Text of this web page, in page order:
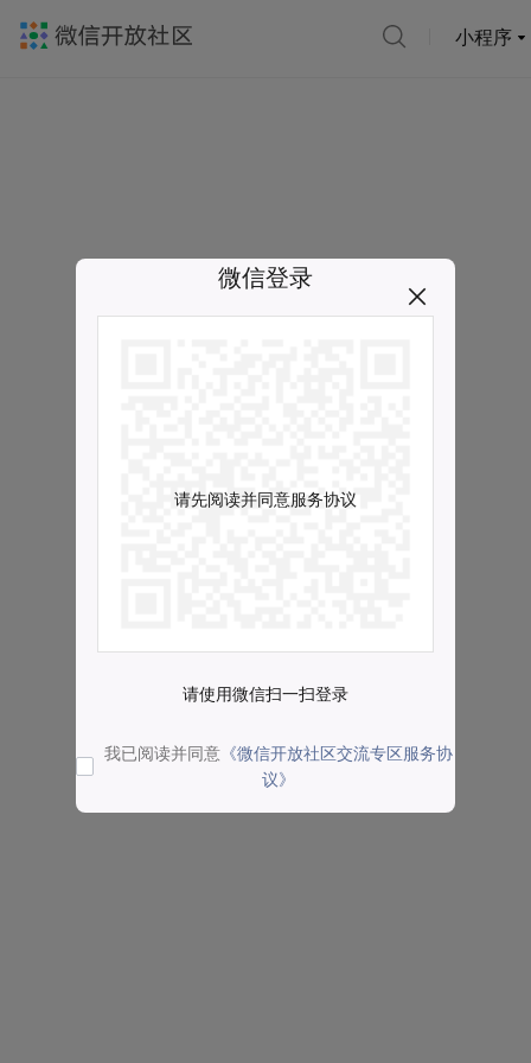
小程序
微信登录
请先阅读并同意服务协议
请使用微信扫一扫登录
我已阅读并同意 《微信开放社区交流专区服务协
议》